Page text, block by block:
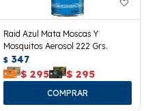
Raid Azul Mata Moscas Y
Mosquitos Aerosol 222 Grs.
$ 347
$ 295 $ 295